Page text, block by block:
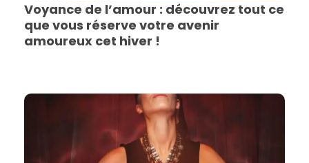
Voyance de l’amour : découvrez tout ce
que vous réserve votre avenir
amoureux cet hiver !